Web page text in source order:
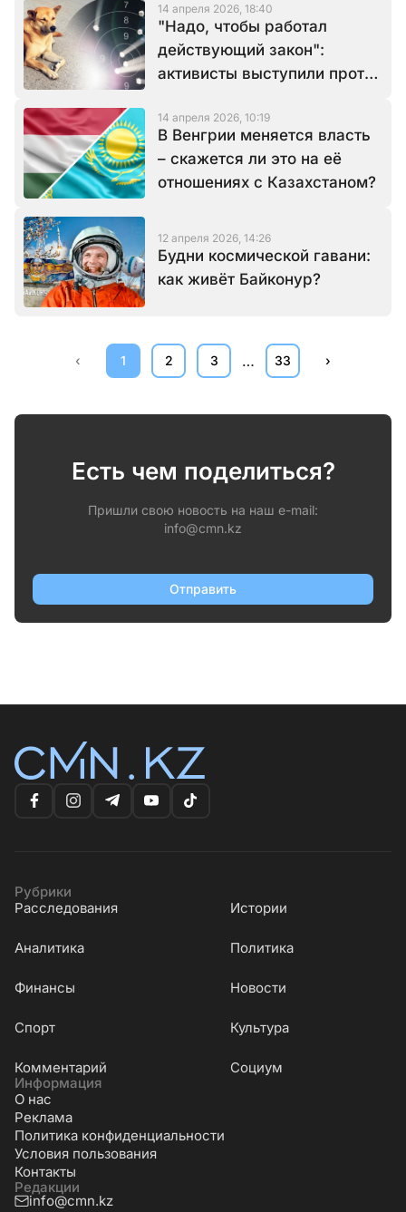
14 апреля 2026, 18:40
"Надо, чтобы работал
действующий закон":
активисты выступили против
14 апреля 2026, 10:19
В Венгрии меняется власть
– скажется ли это на её
отношениях с Казахстаном?
12 апреля 2026, 14:26
Будни космической гавани:
как живёт Байконур?
‹ 1 2 3 … 33 ›
Есть чем поделиться?
Пришли свою новость на наш e-mail:
info@cmn.kz
Отправить
Рубрики
Расследования
Истории
Аналитика Политика
Финансы Новости
Cпорт Культура
Комментарий
Социум
Информация
О нас
Реклама
Политика конфиденциальности
Условия пользования
Контакты
Редакции
info@cmn.kz